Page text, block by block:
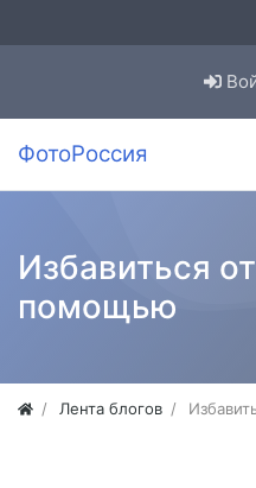
ФотоРоссия
Избавиться
помощью
Лента блогов